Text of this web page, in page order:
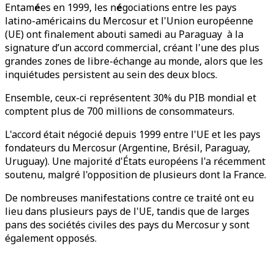
Entamées en 1999, les négociations entre les pays
latino-américains du Mercosur et l'Union européenne
(UE) ont finalement abouti samedi au Paraguay à la
signature d’un accord commercial, créant l'une des plus
grandes zones de libre-échange au monde, alors que les
inquiétudes persistent au sein des deux blocs.
Ensemble, ceux-ci représentent 30% du PIB mondial et
comptent plus de 700 millions de consommateurs.
L'accord était négocié depuis 1999 entre l'UE et les pays
fondateurs du Mercosur (Argentine, Brésil, Paraguay,
Uruguay). Une majorité d'États européens l'a récemment
soutenu, malgré l'opposition de plusieurs dont la France.
De nombreuses manifestations contre ce traité ont eu
lieu dans plusieurs pays de l'UE, tandis que de larges
pans des sociétés civiles des pays du Mercosur y sont
également opposés.